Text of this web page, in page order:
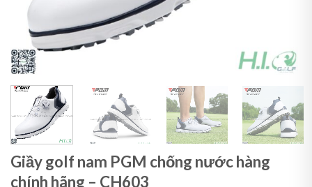
Giầy golf nam PGM chống nước hàng
chính hãng – CH603